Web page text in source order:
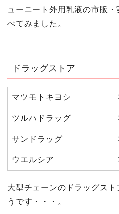
ューニート外用乳液の市販
べてみました。
ドラッグストア
マツモトキヨシ
ツルハドラッグ
サンドラッグ
ウエルシア
大型チェーンのドラッグスト
うです・・・。